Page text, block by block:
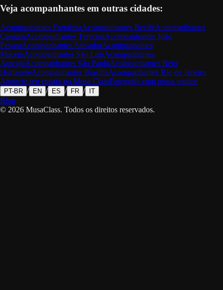
Veja acompanhantes em outras cidades:
Acompanhantes FortalezaAcompanhantes RecifeAcompanhantes
CaruaruAcompanhantes TeresinaAcompanhantes João
PessoaAcompanhantes SalvadorAcompanhantes
MaceióAcompanhantes São LuisAcompanhantes
AracajuAcompanhantes São PauloAcompanhantes Belo
HorizonteAcompanhantes BrasíliaAcompanhantes Rio de Janeiro
Anuncie seu ensaio no Musa ClassFotografe com nossa equipe
PT-BR / EN / ES / FR / IT
Blog
© 2026 MusaClass. Todos os direitos reservados.